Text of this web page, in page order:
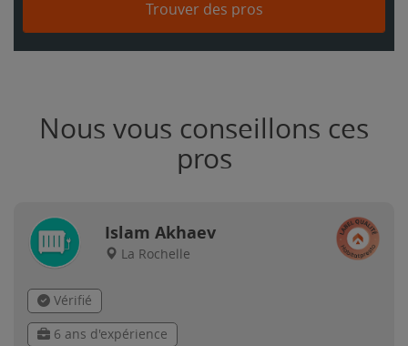
Trouver des pros
Nous vous conseillons ces
pros
Islam Akhaev
La Rochelle
Vérifié
6 ans d'expérience